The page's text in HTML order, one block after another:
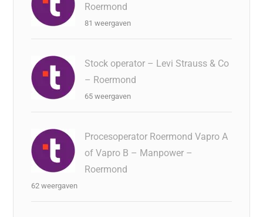
Roermond
81 weergaven
Stock operator – Levi Strauss & Co
– Roermond
65 weergaven
Procesoperator Roermond Vapro A
of Vapro B – Manpower –
Roermond
62 weergaven